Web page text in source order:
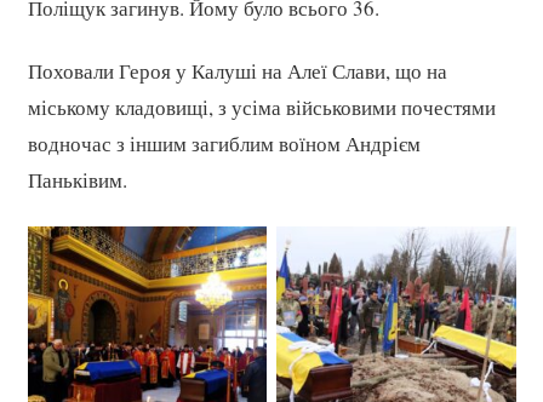
Поліщук загинув. Йому було всього 36.
Поховали Героя у Калуші на Алеї Слави, що на
міському кладовищі, з усіма військовими почестями
водночас з іншим загиблим воїном Андрієм
Паньківим.